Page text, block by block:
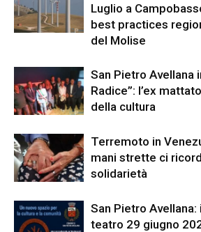
Luglio a
best practices
del Molise
San Pietro Avellana
Radice”: l’ex
della cultura
Terremoto in
mani strette ci
solidarietà
San Pietro Avellana:
teatro 29 giugno